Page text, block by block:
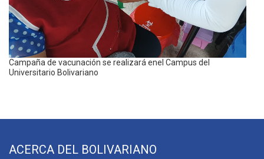
Campaña de vacunación se realizará enel Campus del
Universitario Bolivariano
ACERCA DEL BOLIVARIANO